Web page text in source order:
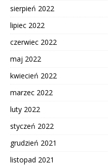
sierpień 2022
lipiec 2022
czerwiec 2022
maj 2022
kwiecień 2022
marzec 2022
luty 2022
styczeń 2022
grudzień 2021
listopad 2021